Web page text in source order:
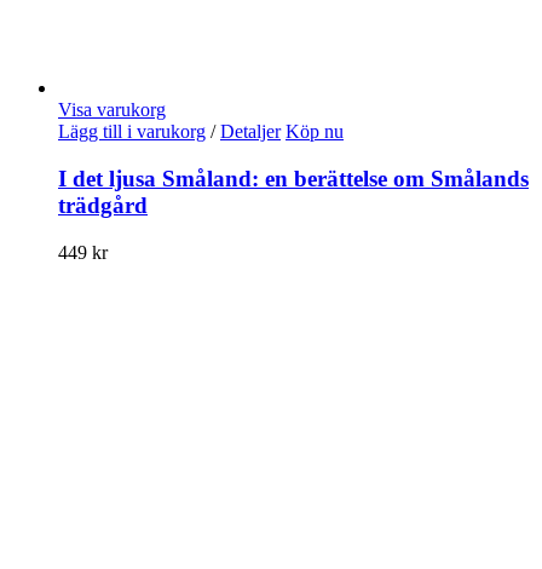
Visa varukorg
Lägg till i varukorg / Detaljer Köp nu
I det ljusa Småland: en berättelse om Smålands
trädgård
449 kr